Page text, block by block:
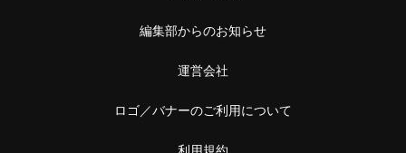
編集部からのお知らせ
運営会社
ロゴ／バナーのご利用について
利用規約